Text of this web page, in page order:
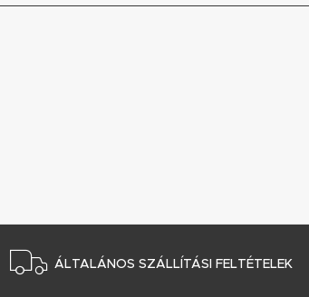
ÁLTALÁNOS SZÁLLÍTÁSI FELTÉTELEK